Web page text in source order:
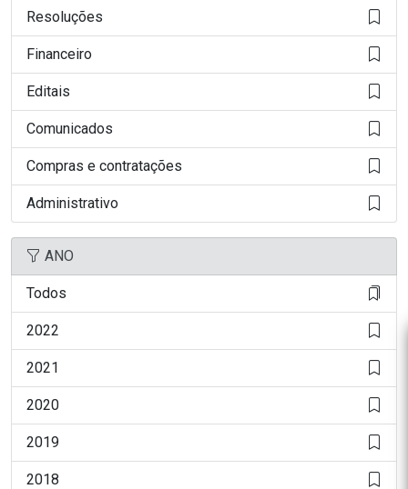
Resoluções
Financeiro
Editais
Comunicados
Compras e contratações
Administrativo
ANO
Todos
2022
2021
2020
2019
2018